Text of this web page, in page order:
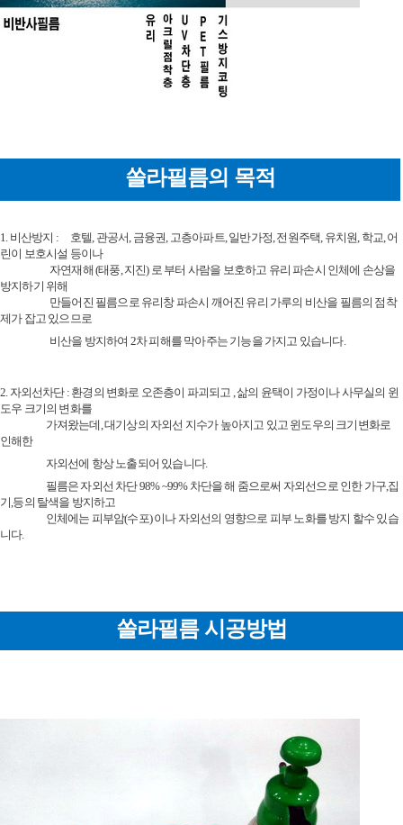
세요!
쏠라필름의 목적
1. 비산방지 :
호텔, 관공서, 금융권, 고층아파트, 일반가정, 전원주택, 유치원, 학교, 어
린이 보호시설 등이나
자연재해 (태풍, 지진) 로 부터 사람을 보호하고 유리 파손시 인체에 손상을
방지하기 위해
만들어진 필름으로 유리창 파손시 깨어진 유리 가루의 비산을 필름의 점착
제가 잡고 있으므로
비산을 방지하여 2차 피해를 막아주는 기능을 가지고 있습니다.
2. 자외선차단 : 환경의 변화로 오존층이 파괴되고 , 삶의 윤택이 가정이나 사무실의 윈
도우 크기의 변화를
가져왔는데, 대기상의 자외선 지수가 높아지고 있고 윈도우의 크기변화로
인해한
자외선에 항상 노출되어 있습니다.
필름은 자외선 차단 98% ~99% 차단을 해 줌으로써 자외선으로 인한 가구,집
기,등의 탈색을 방지하고
인체에는 피부암(수포) 이나 자외선의 영향으로 피부 노화를 방지 할수 있습
니다.
쏠라필름 시공방법